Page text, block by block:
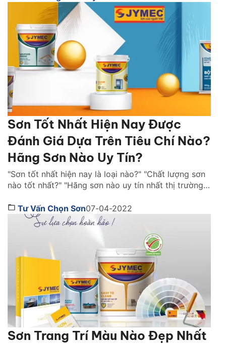
Sơn Tốt Nhất Hiện Nay Được
Đánh Giá Dựa Trên Tiêu Chí Nào?
Hãng Sơn Nào Uy Tín?
"Sơn tốt nhất hiện nay là loại nào?" "Chất lượng sơn
nào tốt nhất?" "Hãng sơn nào uy tín nhất thị trường
quan tâm. Cùng Sơn JYMEC tìm hiểu những lời
khuyên hữu ích qua bài viêt dưới đây nhé! Sơn tốt
nhất hiện […]
Tư Vấn Chọn Sơn07-04-2022
Sơn Trang Trí Màu Nào Đẹp Nhất